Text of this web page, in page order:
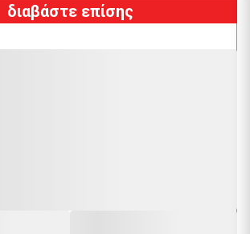
διαβάστε επίσης